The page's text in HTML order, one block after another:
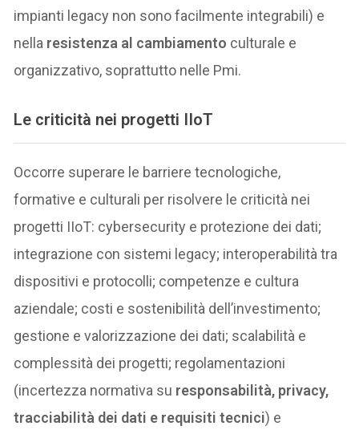
impianti legacy non sono facilmente integrabili) e
nella resistenza al cambiamento culturale e
organizzativo, soprattutto nelle Pmi.
Le criticità nei progetti IIoT
Occorre superare le barriere tecnologiche,
formative e culturali per risolvere le criticità nei
progetti IIoT: cybersecurity e protezione dei dati;
integrazione con sistemi legacy; interoperabilità tra
dispositivi e protocolli; competenze e cultura
aziendale; costi e sostenibilità dell’investimento;
gestione e valorizzazione dei dati; scalabilità e
complessità dei progetti; regolamentazioni
(incertezza normativa su responsabilità, privacy,
tracciabilità dei dati e requisiti tecnici) e